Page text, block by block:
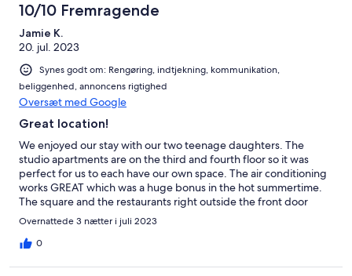
10/10 Fremragende
Jamie K.
20. jul. 2023
Synes godt om: Rengøring, indtjekning, kommunikation,
beliggenhed, annoncens rigtighed
Oversæt med Google
Great location!
We enjoyed our stay with our two teenage daughters. The
studio apartments are on the third and fourth floor so it was
perfect for us to each have our own space. The air conditioning
works GREAT which was a huge bonus in the hot summertime.
The square and the restaurants right outside the front door
were lively and had great food and ambiance. Perfect location
to see all the major sights and most within walking distance.
Overnattede 3 nætter i juli 2023
0